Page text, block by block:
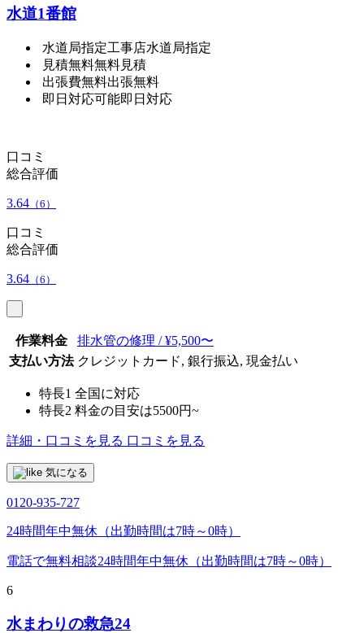
水道1番館
水道局指定工事店水道局指定
見積無料無料見積
出張費無料出張無料
即日対応可能即日対応
口コミ
総合評価
3.64 （6）
口コミ
総合評価
3.64 （6）
作業料金
排水管の修理 / ¥5,500〜
支払い方法 クレジットカード, 銀行振込, 現金払い
特長1 全国に対応
特長2 料金の目安は5500円~
詳細・口コミを見る 口コミを見る
気になる
0120-935-727
24時間年中無休（出勤時間は7時～0時）
電話で無料相談24時間年中無休（出勤時間は7時～0時）
6
水まわりの救急24